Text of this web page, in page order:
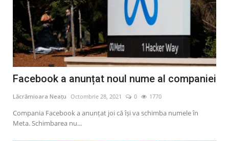
Facebook a anunțat noul nume al companiei
Lăcrămioara Neațu Octombrie 28, 2021 0 1770
Compania Facebook a anunţat joi că îşi va schimba numele în
Meta. Schimbarea nu...